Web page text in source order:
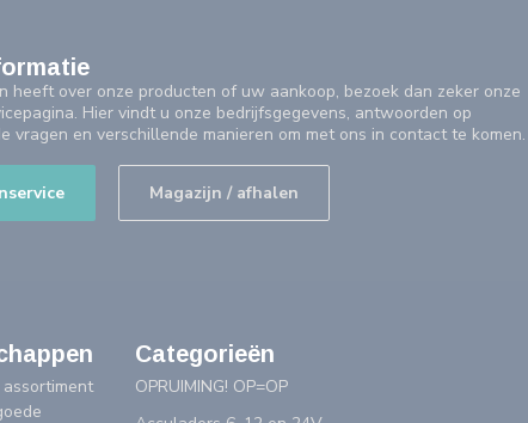
heeft over onze producten of uw aankoop, bezoek dan zeker onze
Hier vindt u onze bedrijfsgegevens, antwoorden op
vragen en verschillende manieren om met ons in contact te komen.
Magazijn / afhalen
Categorieën
OPRUIMING! OP=OP